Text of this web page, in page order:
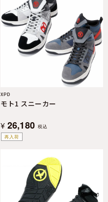
再入荷
XPD
モト1 スニーカー
¥ 26,180 税込